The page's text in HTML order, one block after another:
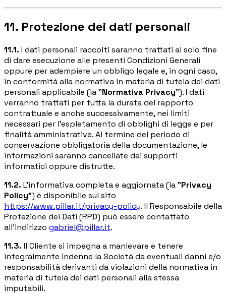
11. Protezione dei dati personali
11.1. I dati personali raccolti saranno trattati al solo fine
di dare esecuzione alle presenti Condizioni Generali
oppure per adempiere un obbligo legale e, in ogni caso,
in conformità alla normativa in materia di tutela dei dati
personali applicabile (la "Normativa Privacy"). I dati
verranno trattati per tutta la durata del rapporto
contrattuale e anche successivamente, nei limiti
necessari per l'espletamento di obblighi di legge e per
finalità amministrative. Al termine del periodo di
conservazione obbligatoria della documentazione, le
informazioni saranno cancellate dai supporti
informatici oppure distrutte.
11.2. L'informativa completa e aggiornata (la "Privacy
Policy") è disponibile sul sito
https://www.pillar.it/privacy-policy. Il Responsabile della
Protezione dei Dati (RPD) può essere contattato
all'indirizzo gabriel@pillar.it.
11.3. Il Cliente si impegna a manlevare e tenere
integralmente indenne la Società da eventuali danni e/o
responsabilità derivanti da violazioni della normativa in
materia di tutela dei dati personali alla stessa
imputabili.